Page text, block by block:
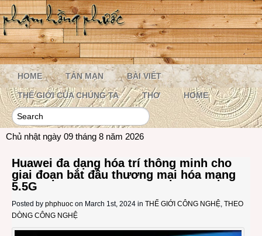
HOME TẢN MẠN BÀI VIẾT
THẾ GIỚI CỦA CHÚNG TA THƠ HOME
Chủ nhật ngày 09 tháng 8 năm 2026
Huawei đa dạng hóa trí thông minh cho
giai đoạn bắt đầu thương mại hóa mạng
5.5G
Posted by phphuoc on March 1st, 2024 in THẾ GIỚI CÔNG NGHỆ, THEO
DÒNG CÔNG NGHỆ